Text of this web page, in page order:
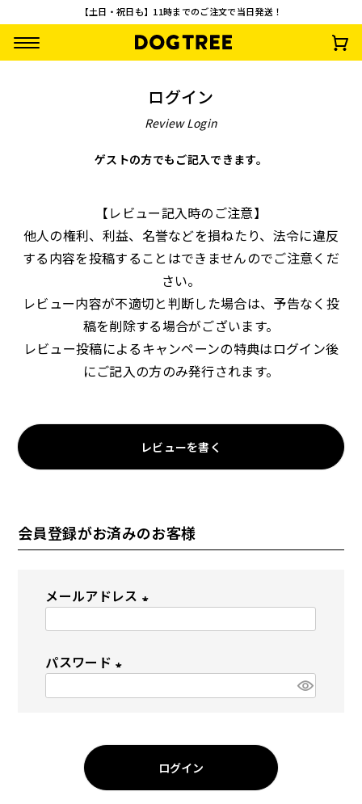
【土日・祝日も】11時までのご注文で当日発送！
スティック3種セッ
(税込)
【お一人様1回限
り・送料無料】おや
つお試し10点セッ
2,500 (税込)
うまうまスティック
鶏・さつまいも
¥935 (税込)
¥792 (税込)
ドッグフード トッピング
ログイン
Review Login
ゲストの方でもご記入できます。
【レビュー記入時のご注意】
他人の権利、利益、名誉などを損ねたり、法令に違反
する内容を投稿することはできませんのでご注意くだ
さい。
レビュー内容が不適切と判断した場合は、予告なく投
稿を削除する場合がございます。
レビュー投稿によるキャンペーンの特典はログイン後
にご記入の方のみ発行されます。
レビューを書く
会員登録がお済みのお客様
メールアドレス
(
須
)
パスワード
(
ログイン